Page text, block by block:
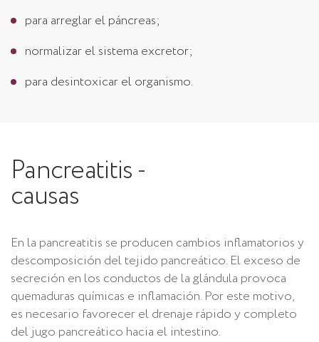
para arreglar el páncreas;
normalizar el sistema excretor;
para desintoxicar el organismo.
Pancreatitis -
causas
En la pancreatitis se producen cambios inflamatorios y
descomposición del tejido pancreático. El exceso de
secreción en los conductos de la glándula provoca
quemaduras químicas e inflamación. Por este motivo,
es necesario favorecer el drenaje rápido y completo
del jugo pancreático hacia el intestino.